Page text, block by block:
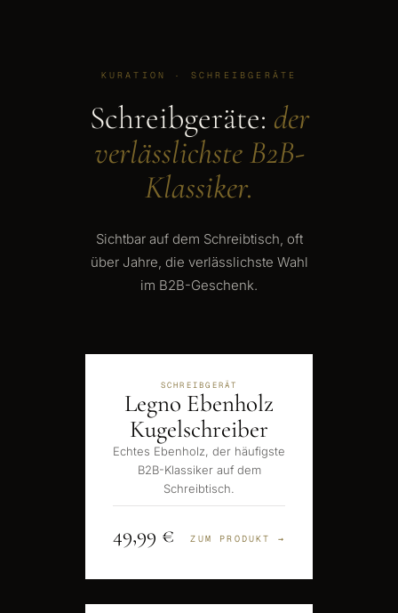
KURATION · SCHREIBGERÄTE
Schreibgeräte: der
verlässlichste B2B-
Klassiker.
Sichtbar auf dem Schreibtisch, oft
über Jahre, die verlässlichste Wahl
im B2B-Geschenk.
SCHREIBGERÄT
Legno Ebenholz
Kugelschreiber
Echtes Ebenholz, der häufigste
B2B-Klassiker auf dem
Schreibtisch.
49,99 € ZUM PRODUKT →